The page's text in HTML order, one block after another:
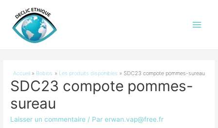
Accueil Bobios Les produits disponibles SDC23 compote pommes-sureau
SDC23 compote pommes-
sureau
Laisser un commentaire / Parerwan.vap@free.fr